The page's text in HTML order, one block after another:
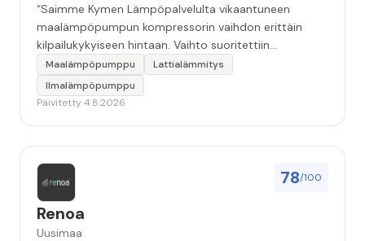
“Saimme Kymen Lämpöpalvelulta vikaantuneen
maalämpöpumpun kompressorin vaihdon erittäin
kilpailukykyiseen hintaan. Vaihto suoritettiin
ammattitaidolla ja ystävällisellä palveluasenteella.
Samalla käynnillä huomattu pikkuvika korjattiin myös.
Jäi tunne että oltiin aidosti kiinnostuneita siitä, että
Maalämpöpumppu
Lattialämmitys
Ilmalämpöpumppu
Päivitetty 4.8.2026
78/100
Renoa
Uusimaa